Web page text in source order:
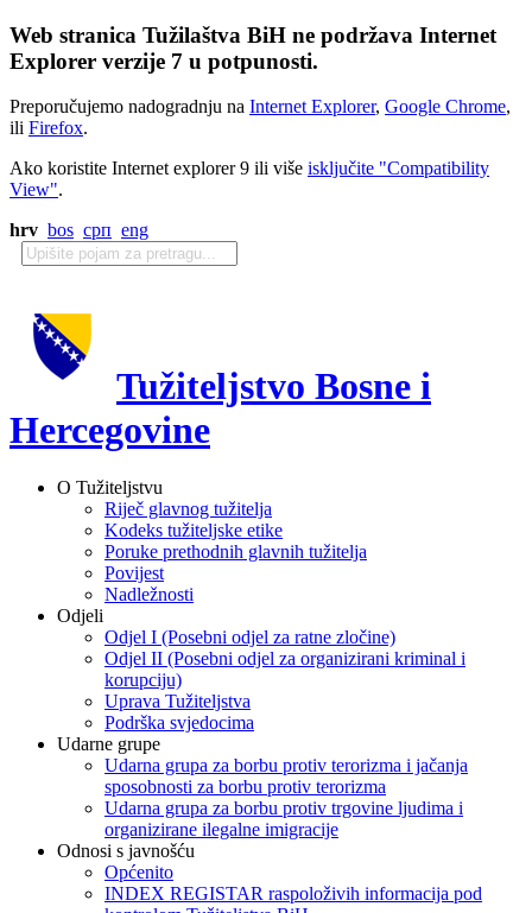
Web stranica Tužilaštva BiH ne podržava Internet
Explorer verzije 7 u potpunosti.
Preporučujemo nadogradnju na Internet Explorer, Google Chrome,
ili Firefox.
Ako koristite Internet explorer 9 ili više isključite "Compatibility
View".
hrv bos срп eng
Tužiteljstvo Bosne i
Hercegovine
O Tužiteljstvu
Riječ glavnog tužitelja
Kodeks tužiteljske etike
Poruke prethodnih glavnih tužitelja
Povijest
Nadležnosti
Odjeli
Odjel I (Posebni odjel za ratne zločine)
Odjel II (Posebni odjel za organizirani kriminal i
korupciju)
Uprava Tužiteljstva
Podrška svjedocima
Udarne grupe
Udarna grupa za borbu protiv terorizma i jačanja
sposobnosti za borbu protiv terorizma
Udarna grupa za borbu protiv trgovine ljudima i
organizirane ilegalne imigracije
Odnosi s javnošću
Općenito
INDEX REGISTAR raspoloživih informacija pod